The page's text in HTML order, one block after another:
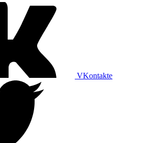
VKontakte